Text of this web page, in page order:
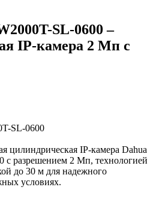
SL-0600 –
IP-камера 2 Мп с
SL-0600
цилиндрическая IP-камера Dahua
с разрешением 2 Мп, технологией
до 30 м для надежного
условиях.